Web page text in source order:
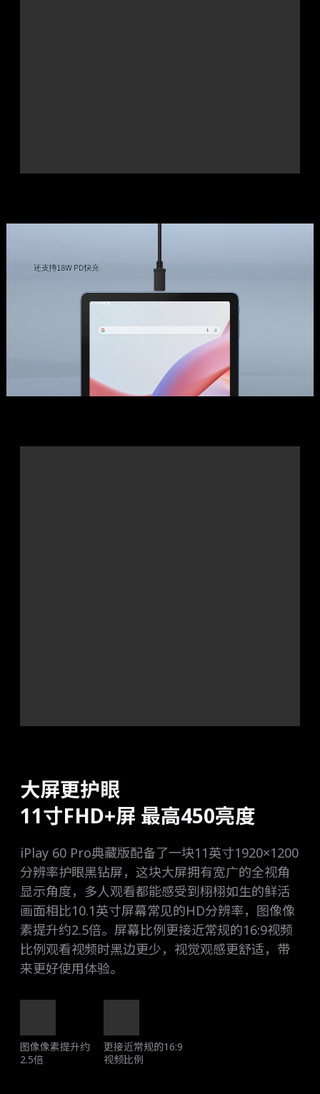
大屏更护眼
11寸FHD+屏 最高450亮度
iPlay 60 Pro典藏版配备了一块11英寸1920×1200
分辨率护眼黑钻屏，这块大屏拥有宽广的全视角
显示角度，多人观看都能感受到栩栩如生的鲜活
画面相比10.1英寸屏幕常见的HD分辨率，图像像
素提升约2.5倍。屏幕比例更接近常规的16:9视频
比例观看视频时黑边更少，视觉观感更舒适，带
来更好使用体验。
图像像素提升约
2.5倍
更接近常规的16:9
视频比例